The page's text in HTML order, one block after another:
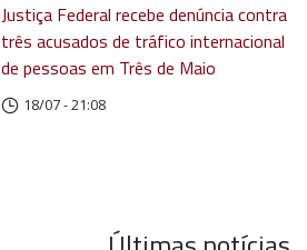
Justiça Federal recebe denúncia contra
três acusados de tráfico internacional
de pessoas em Três de Maio
18/07 - 21:08